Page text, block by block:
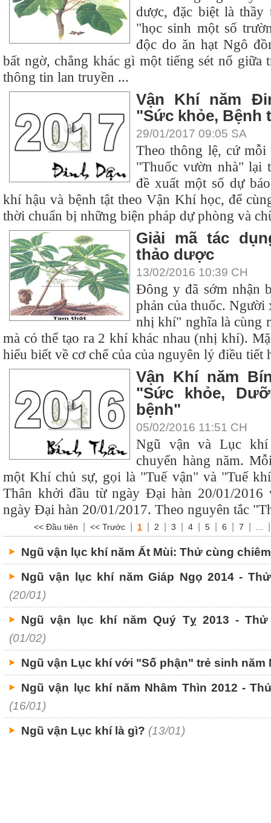
dược, đặc biệt là
"học sinh một số
độc do ăn hạt Ngô
bất ngờ, chẳng khác gì một tiếng sét nổ giữa
thông tin lan truyền ...
Vận Khí năm
"Sức khỏe, Bệnh
29/01/2017 09:05 SA
Theo thông lệ, cứ
"Thuốc vườn nhà" lại
đề xuất một số dự
khí hậu và bệnh tật theo Vận Khí học, để
thời chuẩn bị những biện pháp dự phòng và
Giải mã tác
thảo dược
13/02/2016 10:39 CH
Đông y đã sớm nhận
phản của thuốc. Người
nhị khí" nghĩa là cùng
mà có thể tạo ra 2 khí khác nhau (nhị khí).
hiểu biết về cơ chế của của nguyên lý điều tiết
Vận Khí năm
"Sức khỏe,
bệnh"
05/02/2016 11:51 CH
Ngũ vận và Lục
chuyển hàng năm.
một Khí chủ sự, gọi là "Tuế vận" và "Tuế
Thân khởi đầu từ ngày Đại hàn 20/01/2016
ngày Đại hàn 20/01/2017. Theo nguyên tắc
<< Đầu tiên << Trước 1 2 3 4 5 6 7
Ngũ vận lục khí năm Ất Mùi: Thử cùng
Ngũ vận lục khí năm Giáp Ngọ 2014 -
(20/01)
Ngũ vận lục khí năm Quý Tỵ 2013 -
(01/02)
Ngũ vận Lục khí với "Số phận" trẻ sinh năm
Ngũ vận lục khí năm Nhâm Thìn 2012 -
(16/01)
Ngũ vận Lục khí là gì? (13/01)